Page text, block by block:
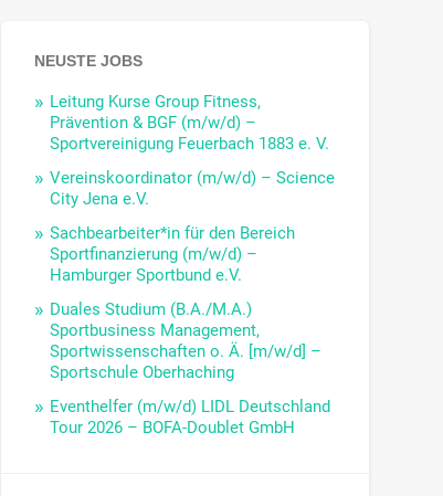
NEUSTE JOBS
Leitung Kurse Group Fitness,
Prävention & BGF (m/w/d) –
Sportvereinigung Feuerbach 1883 e. V.
Vereinskoordinator (m/w/d) – Science
City Jena e.V.
Sachbearbeiter*in für den Bereich
Sportfinanzierung (m/w/d) –
Hamburger Sportbund e.V.
Duales Studium (B.A./M.A.)
Sportbusiness Management,
Sportwissenschaften o. Ä. [m/w/d] –
Sportschule Oberhaching
Eventhelfer (m/w/d) LIDL Deutschland
Tour 2026 – BOFA-Doublet GmbH